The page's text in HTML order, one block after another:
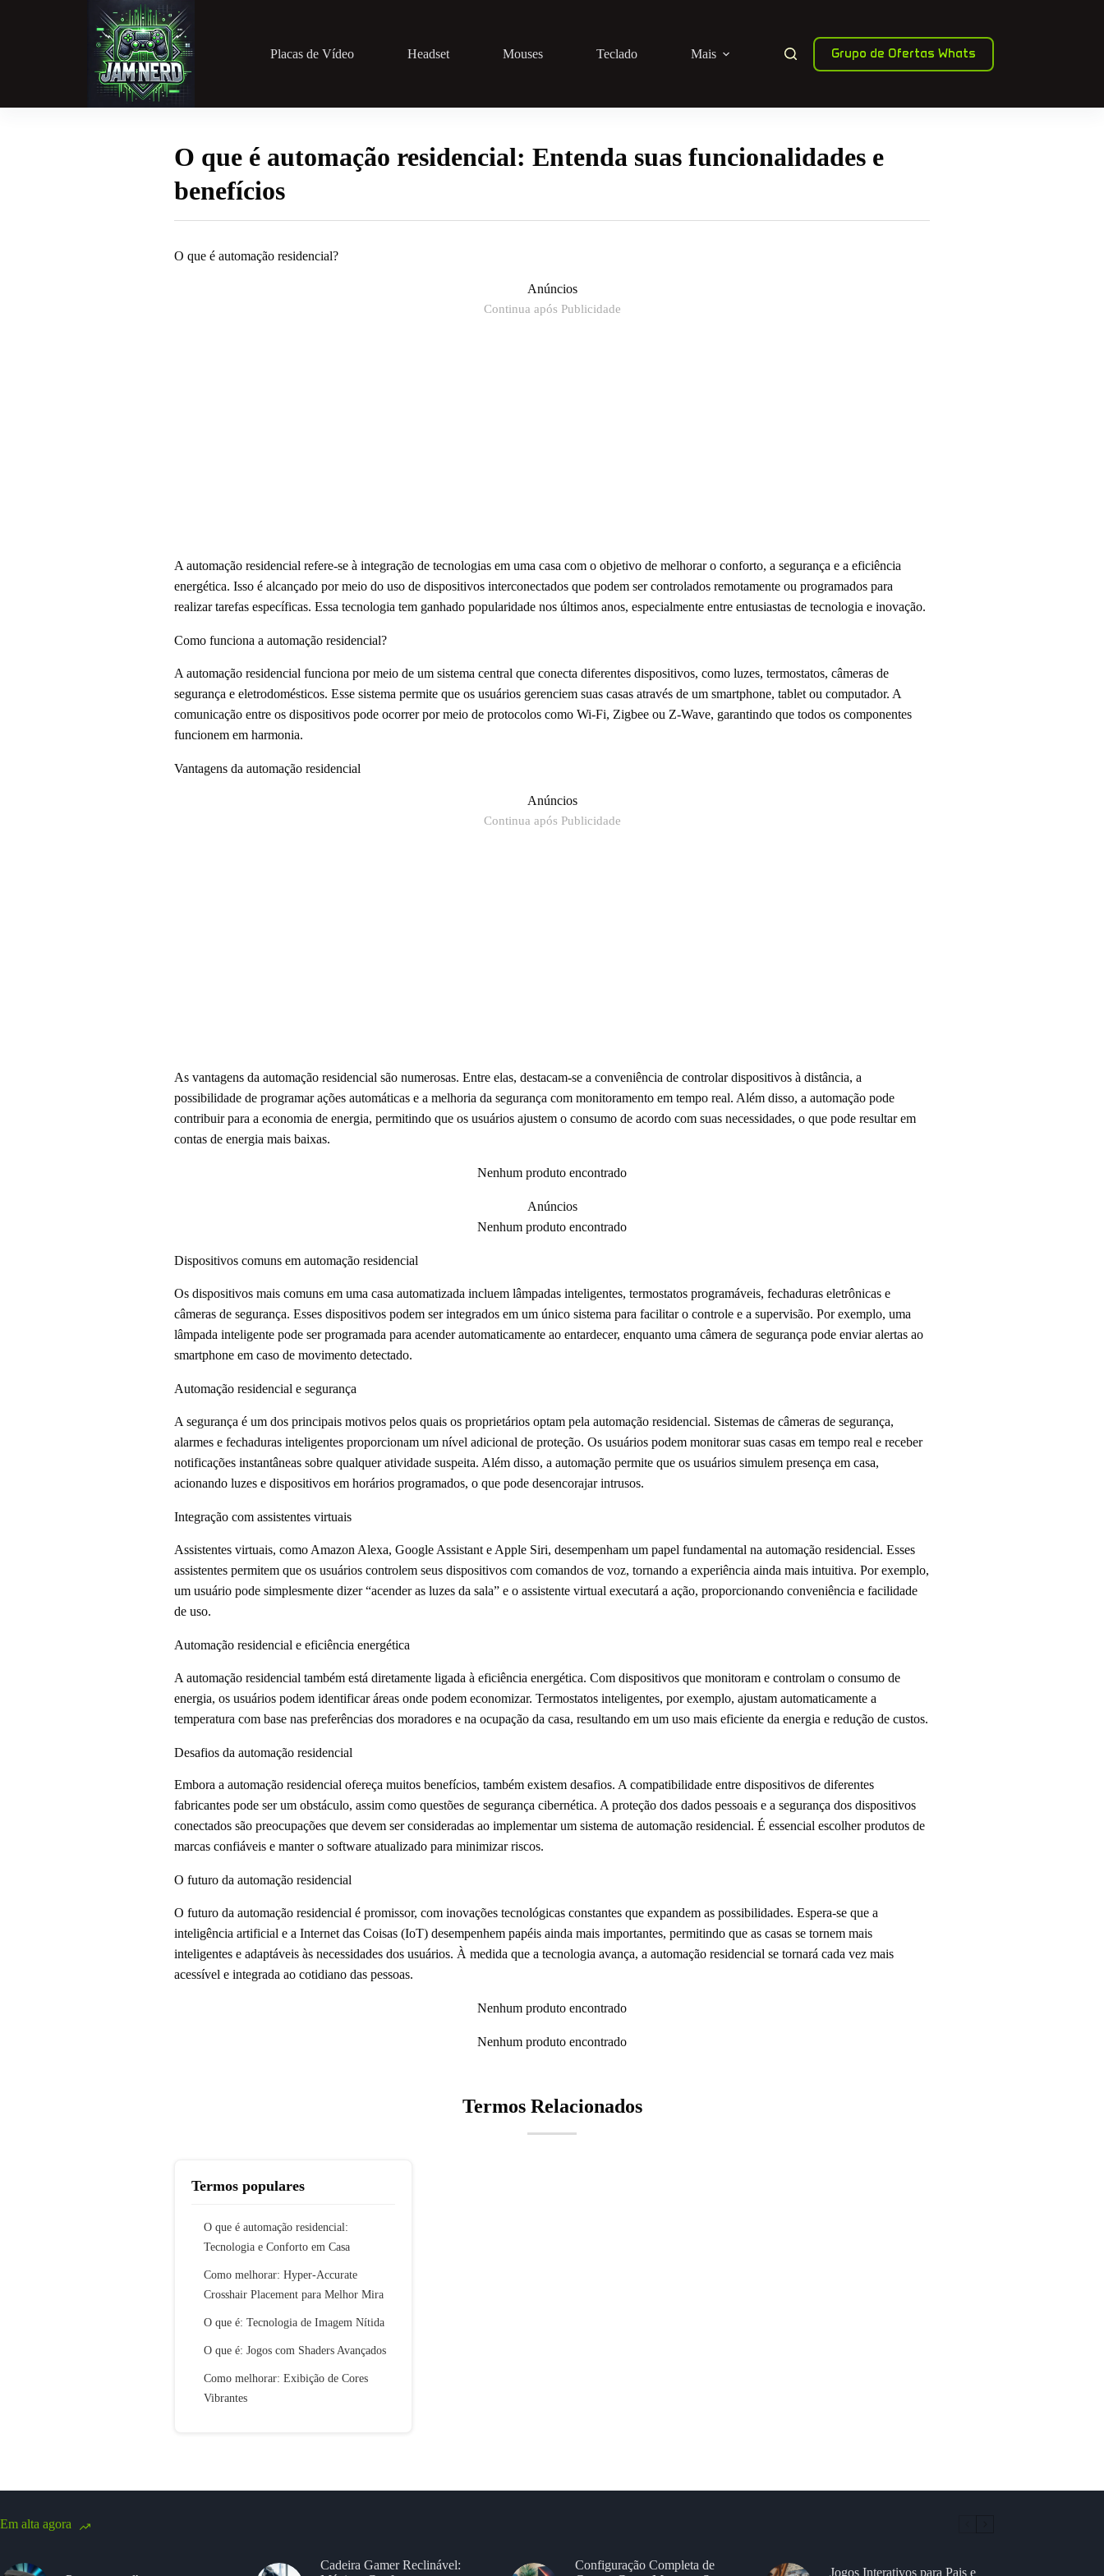
Placas de Vídeo Headset Mouses Teclado Mais Grupo de Ofertas Whats
O que é automação residencial: Entenda suas funcionalidades e
benefícios
O que é automação residencial?
Anúncios
Continua após Publicidade
A automação residencial refere-se à integração de tecnologias em uma casa com o objetivo de melhorar o conforto, a segurança e a eficiência
energética. Isso é alcançado por meio do uso de dispositivos interconectados que podem ser controlados remotamente ou programados para
realizar tarefas específicas. Essa tecnologia tem ganhado popularidade nos últimos anos, especialmente entre entusiastas de tecnologia e inovação.
Como funciona a automação residencial?
A automação residencial funciona por meio de um sistema central que conecta diferentes dispositivos, como luzes, termostatos, câmeras de
segurança e eletrodomésticos. Esse sistema permite que os usuários gerenciem suas casas através de um smartphone, tablet ou computador. A
comunicação entre os dispositivos pode ocorrer por meio de protocolos como Wi-Fi, Zigbee ou Z-Wave, garantindo que todos os componentes
funcionem em harmonia.
Vantagens da automação residencial
Anúncios
Continua após Publicidade
As vantagens da automação residencial são numerosas. Entre elas, destacam-se a conveniência de controlar dispositivos à distância, a
possibilidade de programar ações automáticas e a melhoria da segurança com monitoramento em tempo real. Além disso, a automação pode
contribuir para a economia de energia, permitindo que os usuários ajustem o consumo de acordo com suas necessidades, o que pode resultar em
contas de energia mais baixas.
Nenhum produto encontrado
Anúncios
Nenhum produto encontrado
Dispositivos comuns em automação residencial
Os dispositivos mais comuns em uma casa automatizada incluem lâmpadas inteligentes, termostatos programáveis, fechaduras eletrônicas e
câmeras de segurança. Esses dispositivos podem ser integrados em um único sistema para facilitar o controle e a supervisão. Por exemplo, uma
lâmpada inteligente pode ser programada para acender automaticamente ao entardecer, enquanto uma câmera de segurança pode enviar alertas ao
smartphone em caso de movimento detectado.
Automação residencial e segurança
A segurança é um dos principais motivos pelos quais os proprietários optam pela automação residencial. Sistemas de câmeras de segurança,
alarmes e fechaduras inteligentes proporcionam um nível adicional de proteção. Os usuários podem monitorar suas casas em tempo real e receber
notificações instantâneas sobre qualquer atividade suspeita. Além disso, a automação permite que os usuários simulem presença em casa,
acionando luzes e dispositivos em horários programados, o que pode desencorajar intrusos.
Integração com assistentes virtuais
Assistentes virtuais, como Amazon Alexa, Google Assistant e Apple Siri, desempenham um papel fundamental na automação residencial. Esses
assistentes permitem que os usuários controlem seus dispositivos com comandos de voz, tornando a experiência ainda mais intuitiva. Por exemplo,
um usuário pode simplesmente dizer “acender as luzes da sala” e o assistente virtual executará a ação, proporcionando conveniência e facilidade
de uso.
Automação residencial e eficiência energética
A automação residencial também está diretamente ligada à eficiência energética. Com dispositivos que monitoram e controlam o consumo de
energia, os usuários podem identificar áreas onde podem economizar. Termostatos inteligentes, por exemplo, ajustam automaticamente a
temperatura com base nas preferências dos moradores e na ocupação da casa, resultando em um uso mais eficiente da energia e redução de custos.
Desafios da automação residencial
Embora a automação residencial ofereça muitos benefícios, também existem desafios. A compatibilidade entre dispositivos de diferentes
fabricantes pode ser um obstáculo, assim como questões de segurança cibernética. A proteção dos dados pessoais e a segurança dos dispositivos
conectados são preocupações que devem ser consideradas ao implementar um sistema de automação residencial. É essencial escolher produtos de
marcas confiáveis e manter o software atualizado para minimizar riscos.
O futuro da automação residencial
O futuro da automação residencial é promissor, com inovações tecnológicas constantes que expandem as possibilidades. Espera-se que a
inteligência artificial e a Internet das Coisas (IoT) desempenhem papéis ainda mais importantes, permitindo que as casas se tornem mais
inteligentes e adaptáveis às necessidades dos usuários. À medida que a tecnologia avança, a automação residencial se tornará cada vez mais
acessível e integrada ao cotidiano das pessoas.
Nenhum produto encontrado
Nenhum produto encontrado
Termos Relacionados
Termos populares
O que é automação residencial:
Tecnologia e Conforto em Casa
Como melhorar: Hyper-Accurate
Crosshair Placement para Melhor Mira
O que é: Tecnologia de Imagem Nítida
O que é: Jogos com Shaders Avançados
Como melhorar: Exibição de Cores
Vibrantes
Em alta agora
Cadeira Gamer Reclinável:
Configuração Completa de
Jogos Interativos para Pais e